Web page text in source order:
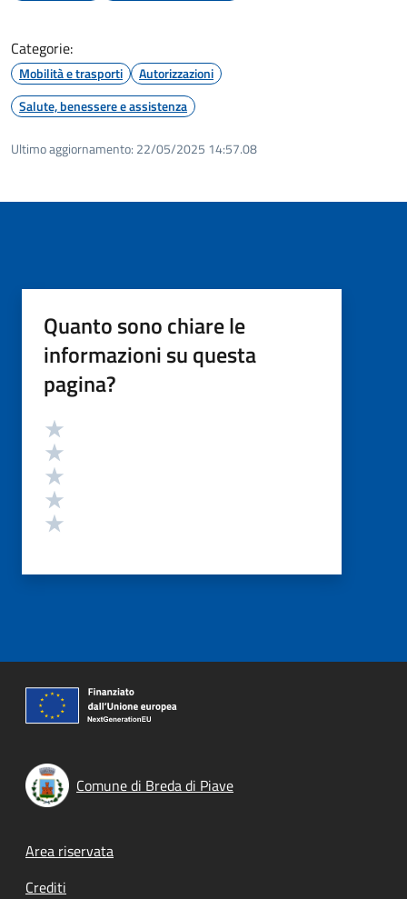
Categorie:
Mobilità e trasporti
Autorizzazioni
Salute, benessere e assistenza
Ultimo aggiornamento: 22/05/2025 14:57.08
Quanto sono chiare le
informazioni su questa
pagina?
Valutazione
Comune di Breda di Piave
Footer menu
Area riservata
Crediti